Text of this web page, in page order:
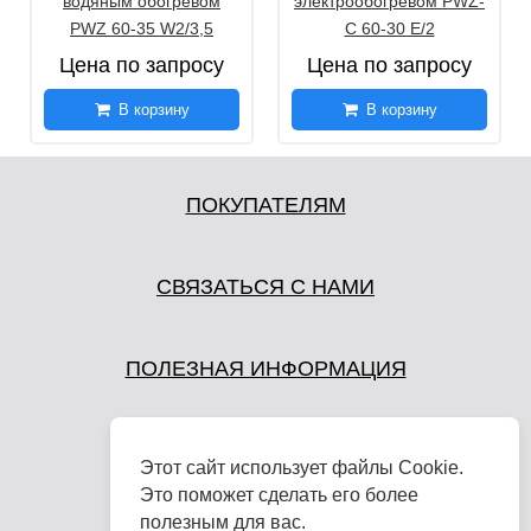
PWZ 60-35 W2/3,5
Цена по запросу
В корзину
C 60-30 E/2
Цена по запросу
В корзину
ПОКУПАТЕЛЯМ
СВЯЗАТЬСЯ С НАМИ
ПОЛЕЗНАЯ ИНФОРМАЦИЯ
Этот сайт использует файлы Cookie.
Это поможет сделать его более
полезным для вас.